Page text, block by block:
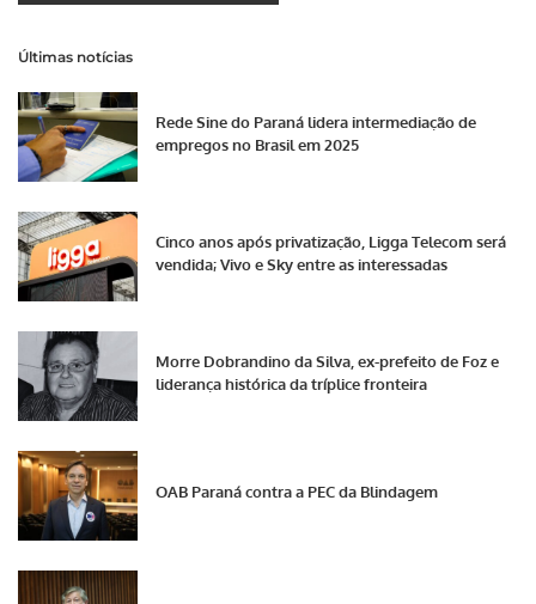
Últimas notícias
Rede Sine do Paraná lidera intermediação de
empregos no Brasil em 2025
Cinco anos após privatização, Ligga Telecom será
vendida; Vivo e Sky entre as interessadas
Morre Dobrandino da Silva, ex-prefeito de Foz e
liderança histórica da tríplice fronteira
OAB Paraná contra a PEC da Blindagem